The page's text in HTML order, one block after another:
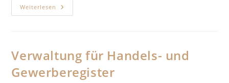
Weiterlesen Unwirksame
Vergütungsvereinbarung:
Verwaltung für Handels- und
Gewerberegister